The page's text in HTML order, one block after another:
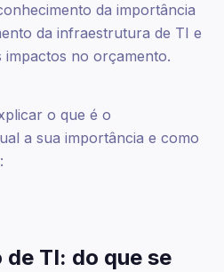
da importância
da infraestrutura de TI e
impactos no orçamento.
o que é o
a sua importância e como
TI: do que se